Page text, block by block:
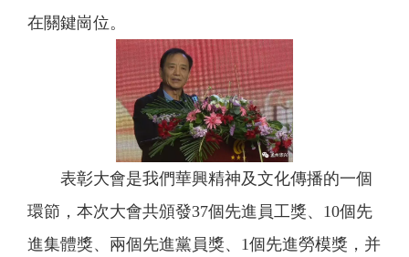
在關鍵崗位。
表彰大會是我們華興精神及文化傳播的一個
環節，本次大會共頒發37個先進員工獎、10個先
進集體獎、兩個先進黨員獎、1個先進勞模獎，并